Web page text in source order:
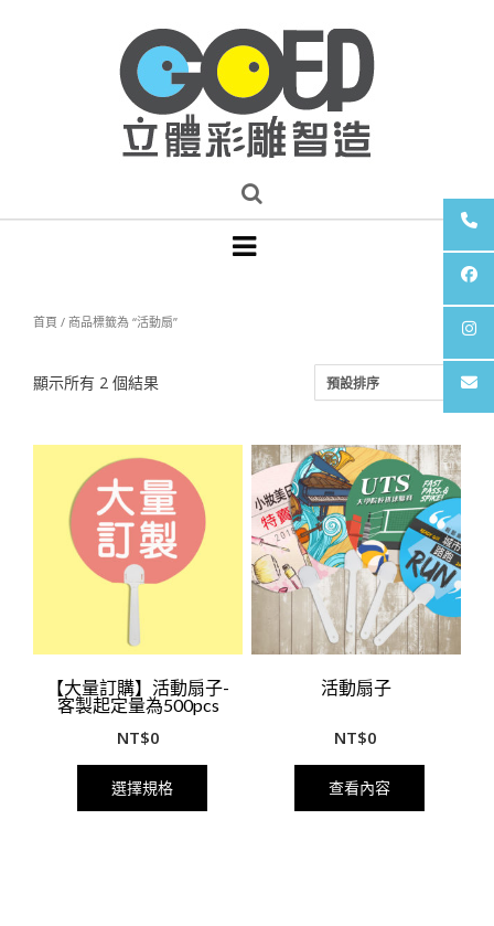
首頁 / 商品標籤為 “活動扇”
顯示所有 2 個結果
【大量訂購】活動扇子-
客製起定量為500pcs
NT$0
選擇規格
活動扇子
NT$0
查看內容